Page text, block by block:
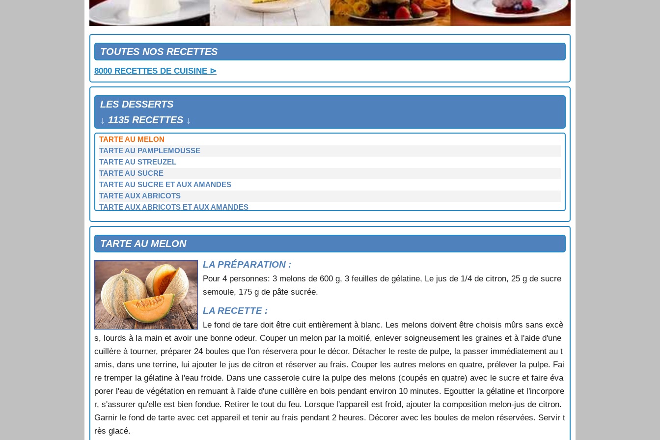
TOUTES NOS RECETTES
8000 RECETTES DE CUISINE ⊳
LES DESSERTS
↓ 1135 RECETTES ↓
TARTE A LA RHUBARBE
TARTE A L'ANANAS
TARTE A L'ANANAS ET A LA CREME AU CITRON
TARTE ALSACIENNE
TARTE ALSACIENNE A LA RHUBARBE
TARTE ALSACIENNE AUX MYRTILLES
TARTE ANANAS AU CITRON VERT
TARTE ANGLAISE
TARTE AU CHOCOLAT TUTTI FRUTTI
TARTE AU CITRON
TARTE AU FLAN AUX ABRICOTS
TARTE AU MELON
TARTE AU PAMPLEMOUSSE
TARTE AU STREUZEL
TARTE AU SUCRE
TARTE AU SUCRE ET AUX AMANDES
TARTE AUX ABRICOTS
TARTE AUX ABRICOTS ET AUX AMANDES
TARTE AUX FIGUES
TARTE AUX FRAISES SAUCE AUX POMMES
TARTE AUX FRAMBOISES
TARTE AUX FRUITS SECS
TARTE AUX GROSEILLES ET AUX FRAMBOISES
TARTE AUX GROSEILLES ET AUX FRAMBOISES
TARTE AUX KIWIS
TARTE AUX MIRABELLES
TARTE AUX MURES
TARTE AUX MYRTILLES
TARTE AUX NOIX
TARTE AUX PECHES ET AUX NOIX
TARTE AUX PIGNONS
TARTE AUX POIRES
TARTE AUX POIRES AU CHOCOLAT
TARTE AUX POIRES ET AU FROMAGE BLANC
TARTE AUX POIRES ET AUX FRUITS CONFITS
TARTE AU MELON
LA PRÉPARATION :
Pour 4 personnes: 3 melons de 600 g, 3 feuilles de gélatine, Le jus de 1/4 de citron, 25 g de sucre
semoule, 175 g de pâte sucrée.
LA RECETTE :
Le fond de tare doit être cuit entièrement à blanc. Les melons doivent être choisis mûrs sans excè
s, lourds à la main et avoir une bonne odeur. Couper un melon par la moitié, enlever soigneusement les graines et à l'aide d'une
cuillère à tourner, préparer 24 boules que l'on réservera pour le décor. Détacher le reste de pulpe, la passer immédiatement au t
amis, dans une terrine, lui ajouter le jus de citron et réserver au frais. Couper les autres melons en quatre, prélever la pulpe. Fai
re tremper la gélatine à l'eau froide. Dans une casserole cuire la pulpe des melons (coupés en quatre) avec le sucre et faire éva
porer l'eau de végétation en remuant à l'aide d'une cuillère en bois pendant environ 10 minutes. Egoutter la gélatine et l'incorpore
r, s'assurer qu'elle est bien fondue. Retirer le tout du feu. Lorsque l'appareil est froid, ajouter la composition melon-jus de citron.
Garnir le fond de tarte avec cet appareil et tenir au frais pendant 2 heures. Décorer avec les boules de melon réservées. Servir t
rès glacé.